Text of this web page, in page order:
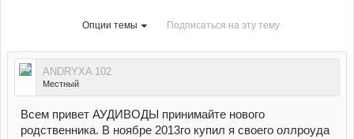
Опции темы Подписаться на эту тему
ANDRYXA 102
Местный
Всем привет АУДИВОДЫ принимайте нового
родственника. В ноябре 2013го купил я своего оллроуда